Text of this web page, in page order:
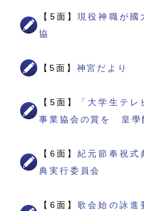
【5面】現役神職が
協
【5面】 神宮だより
【5面】
「大学生テ
事業協会の賞を 皇學
【6面】紀元節奉祝
典実行委員会
【6面】歌会始の詠